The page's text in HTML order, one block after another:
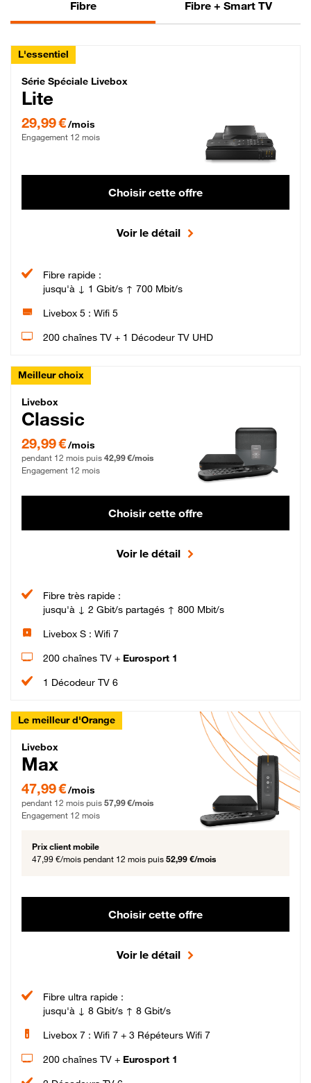
Fibre Fibre + Smart TV
L'essentiel
Série Spéciale Livebox Lite Fibre
Série Spéciale Livebox
Lite
29,99 €/mois
Engagement 12 mois
Choisir cette offre
Voir le détail
Fibre rapide :
jusqu'à ↓ 1 Gbit/s ↑ 700 Mbit/s
Livebox 5 : Wifi 5
200 chaînes TV + 1 Décodeur TV UHD
Meilleur choix
Livebox Classic Fibre
Livebox
Classic
29,99 € par mois pendant 12 mois puis 42,99 € par mois, Engagement 12 mois
29,99 €/mois
pendant 12 mois puis 42,99 €/mois
Engagement 12 mois
Choisir cette offre
Voir le détail
Fibre très rapide :
jusqu'à ↓ 2 Gbit/s partagés ↑ 800 Mbit/s
Livebox S : Wifi 7
200 chaînes TV + Eurosport 1
1 Décodeur TV 6
Le meilleur d'Orange
Livebox Max Fibre
Livebox
Max
47,99 € par mois pendant 12 mois puis 57,99 € par mois, Engagement 12 mois
47,99 €/mois
pendant 12 mois puis 57,99 €/mois
Engagement 12 mois
Prix client mobile
47,99 €/mois pendant 12 mois puis 52,99 €/mois
Choisir cette offre
Voir le détail
Fibre ultra rapide :
jusqu'à ↓ 8 Gbit/s ↑ 8 Gbit/s
Livebox 7 : Wifi 7 + 3 Répéteurs Wifi 7
200 chaînes TV + Eurosport 1